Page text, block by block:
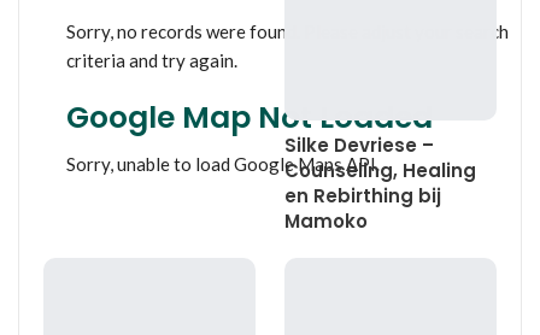
Sorry, no records were found. Please adjust your search
criteria and try again.
Google Map Not Loaded
Sorry, unable to load Google Maps API.
Silke Devriese –
Counseling, Healing
en Rebirthing bij
Mamoko